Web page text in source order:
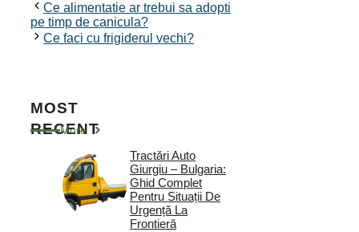
Ce alimentatie ar trebui sa adopti
pe timp de canicula?
Ce faci cu frigiderul vechi?
MOST
RECENT
More
Tractări Auto
Giurgiu – Bulgaria:
Ghid Complet
Pentru Situații De
Urgență La
Frontieră